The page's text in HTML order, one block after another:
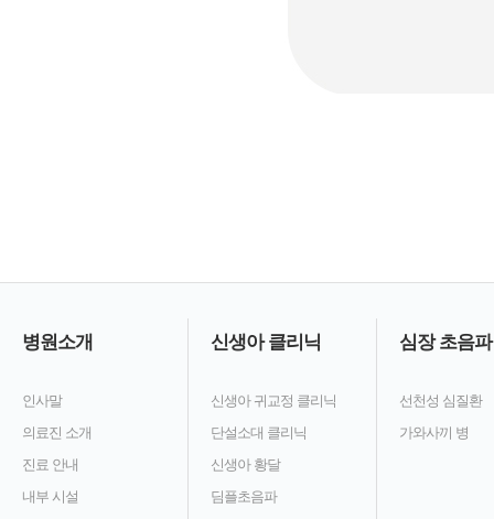
병원소개
인사말
의료진 소개
진료 안내
내부 시설
신생아 클리닉
신생아 귀교정 클리닉
단설소대 클리닉
신생아 황달
딤플초음파
심장 초음파
선천성 심질환
가와사끼 병